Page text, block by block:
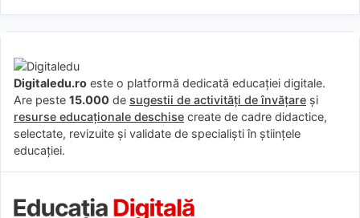
Digitaledu.ro este o platformă dedicată educației digitale.
Are peste 15.000 de sugestii de activități de învățare și
resurse educaționale deschise create de cadre didactice,
selectate, revizuite și validate de specialiști în științele
educației.